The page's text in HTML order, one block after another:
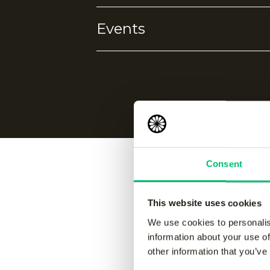
Consent
This website uses cookies
We use cookies to
information about your use
other information that
10% elestane
Geen eigenschappen gevonden.
Events
Jaipur women performance
Jaipur